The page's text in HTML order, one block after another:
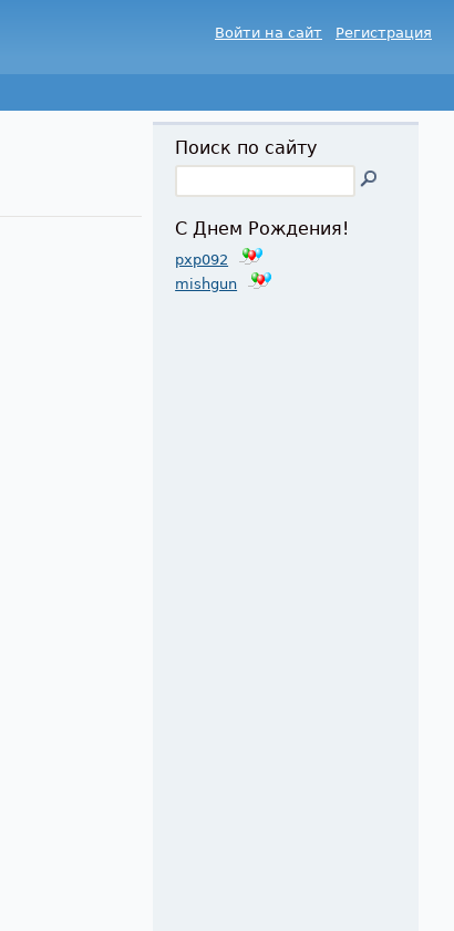
Войти на сайт Регистрация
Поиск по сайту
С Днем Рождения!
pxp092
mishgun